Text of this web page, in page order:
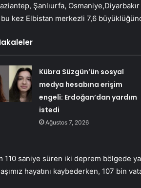
Şanlıurfa,
kez Elbistan merkezli 7,6
Kübra Süzgün’ün sosyal
medya hesabına erişim
engeli: Erdoğan’dan yardım
istedi
Ağustos 7, 2026
110 saniye süren iki deprem bölgede
hayatını kaybederken, 107 bin